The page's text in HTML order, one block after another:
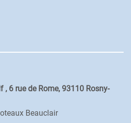
, 6 rue de Rome, 93110 Rosny-
Beauclair